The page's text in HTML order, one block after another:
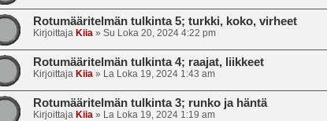
Rotumääritelmän tulkinta 5; turkki, koko, virheet
Kirjoittaja Kiia » Su Loka 20, 2024 4:22 pm
Rotumääritelmän tulkinta 4; raajat, liikkeet
Kirjoittaja Kiia » La Loka 19, 2024 1:43 am
Rotumääritelmän tulkinta 3; runko ja häntä
Kirjoittaja Kiia » La Loka 19, 2024 1:19 am